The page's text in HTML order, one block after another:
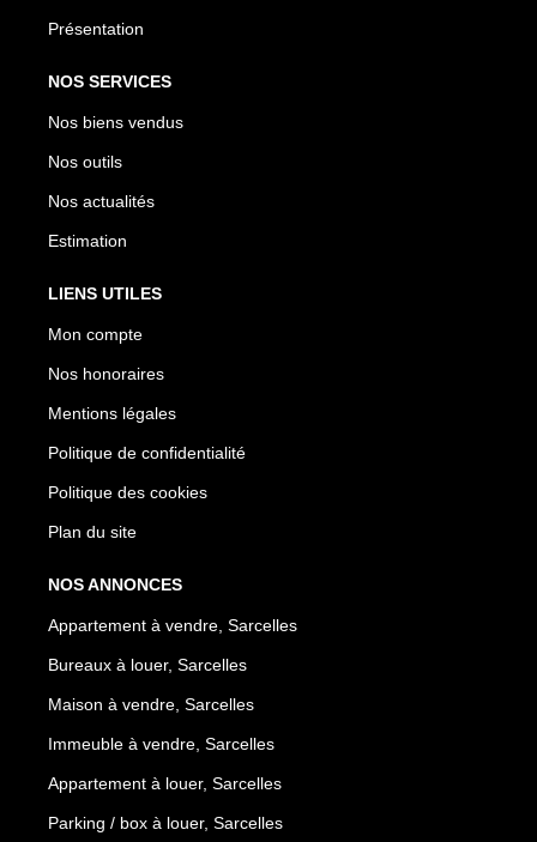
Présentation
NOS SERVICES
Nos biens vendus
Nos outils
Nos actualités
Estimation
LIENS UTILES
Mon compte
Nos honoraires
Mentions légales
Politique de confidentialité
Politique des cookies
Plan du site
NOS ANNONCES
Appartement à vendre, Sarcelles
Bureaux à louer, Sarcelles
Maison à vendre, Sarcelles
Immeuble à vendre, Sarcelles
Appartement à louer, Sarcelles
Parking / box à louer, Sarcelles